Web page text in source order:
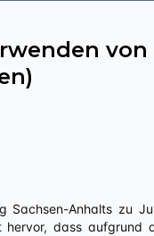
Anhalts zu
hervor, dass